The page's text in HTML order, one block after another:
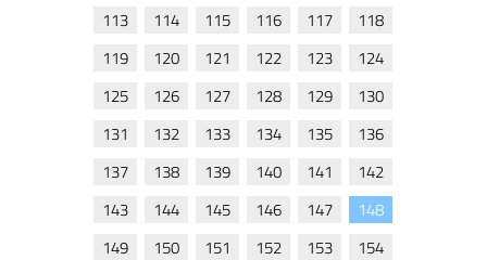
113
114 115 116 117
118
119
120 121 122 123
124
125
126 127 128 129
130
131
132 133 134 135
136
137
138 139 140 141
142
143
144 145 146 147
148
149
150 151 152 153 154